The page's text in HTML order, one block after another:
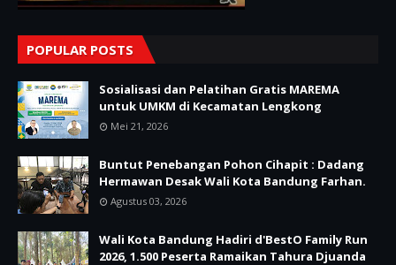
POPULAR POSTS
Sosialisasi dan Pelatihan Gratis MAREMA
untuk UMKM di Kecamatan Lengkong
Mei 21, 2026
Buntut Penebangan Pohon Cihapit : Dadang
Hermawan Desak Wali Kota Bandung Farhan.
Agustus 03, 2026
Wali Kota Bandung Hadiri d'BestO Family Run
2026, 1.500 Peserta Ramaikan Tahura Djuanda